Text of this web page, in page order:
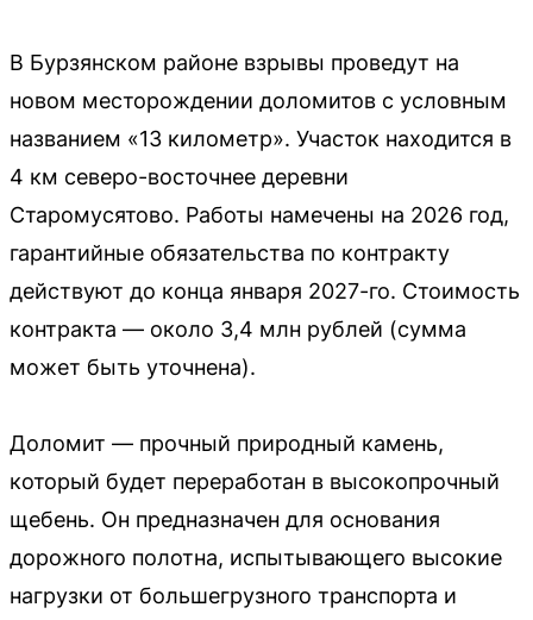
В Бурзянском районе взрывы проведут на
новом месторождении доломитов с условным
названием «13 километр». Участок находится в
4 км северо-восточнее деревни
Старомусятово. Работы намечены на 2026 год,
гарантийные обязательства по контракту
действуют до конца января 2027-го. Стоимость
контракта — около 3,4 млн рублей (сумма
может быть уточнена).
Доломит — прочный природный камень,
который будет переработан в высокопрочный
щебень. Он предназначен для основания
дорожного полотна, испытывающего высокие
нагрузки от большегрузного транспорта и